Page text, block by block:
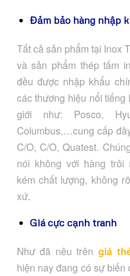
Đảm bảo hàng nhập
Tất cả sản phẩm tại Inox
và sản phẩm thép tấm
đều được nhập khẩu
các thương hiệu nổi tiếng
giới như: Posco,
Columbus,…cung cấp
C/O, C/O, Quatest.
nói không với hàng trôi
kém chất lượng, không
xứ.
Giá cực cạnh tranh
Như đã nêu trên giá
hiện nay đang có sự biến